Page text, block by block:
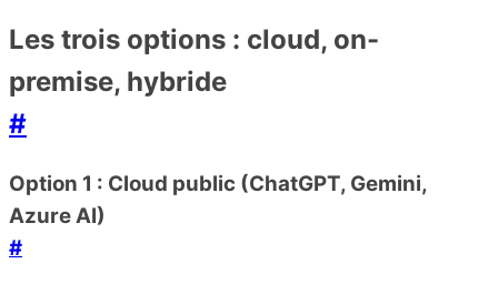
Les trois options : cloud, on-
premise, hybride
#
Option 1 : Cloud public (ChatGPT, Gemini,
Azure AI)
#